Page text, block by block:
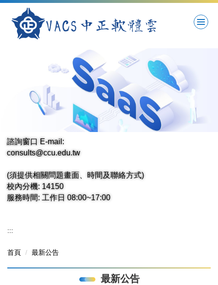
諮詢窗口 E-mail:
consults@ccu.edu.tw
(須提供相關問題畫面、時間及聯絡方式)
校內分機: 14150
服務時間: 工作日 08:00~17:00
:::
首頁 最新公告
最新公告